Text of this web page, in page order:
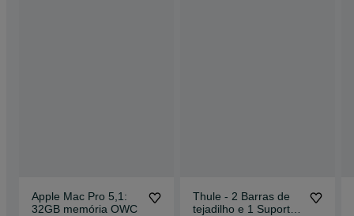
Apple Mac Pro 5,1:
32GB memória OWC
Thule - 2 Barras de
tejadilho e 1 Suporte